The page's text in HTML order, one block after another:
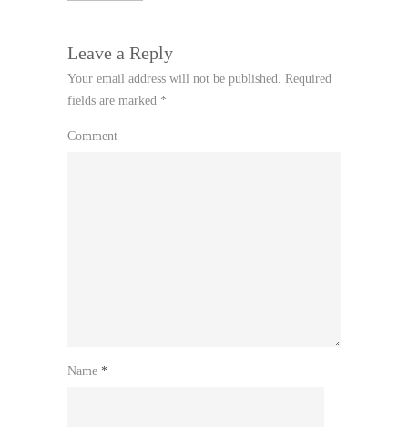
Leave a Reply
Your email address will not be published. Required
fields are marked *
Comment
Name *